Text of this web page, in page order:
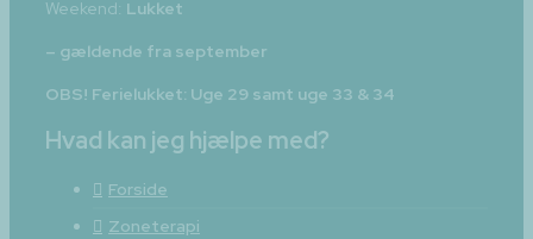
Weekend: Lukket​
– gældende fra september
OBS! Ferielukket: Uge 29 samt uge 33 & 34
Hvad kan jeg hjælpe med?
Forside
Zoneterapi